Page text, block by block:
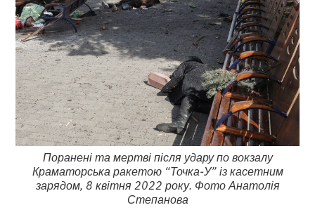
Поранені та мертві після удару по вокзалу
Краматорська ракетою “Точка-У” із касетним
зарядом, 8 квітня 2022 року. Фото Анатолія
Степанова